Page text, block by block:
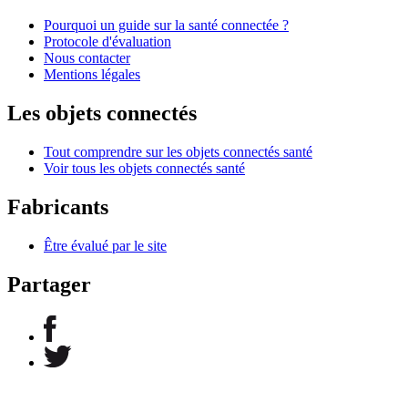
Pourquoi un guide sur la santé connectée ?
Protocole d'évaluation
Nous contacter
Mentions légales
Les objets connectés
Tout comprendre sur les objets connectés santé
Voir tous les objets connectés santé
Fabricants
Être évalué par le site
Partager